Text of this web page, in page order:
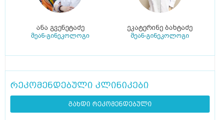
ანა გვენეტაძე
მეან-გინეკოლოგი
ეკატერინე ბახტაძე
მეან-გინეკოლოგი
რეკომენდებული კლინიკები
გახდი რეკომენდებული